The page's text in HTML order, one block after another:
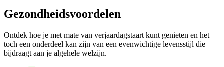
Gezondheidsvoordelen
Ontdek hoe je met mate van verjaardagstaart kunt genieten en het
toch een onderdeel kan zijn van een evenwichtige levensstijl die
bijdraagt aan je algehele welzijn.